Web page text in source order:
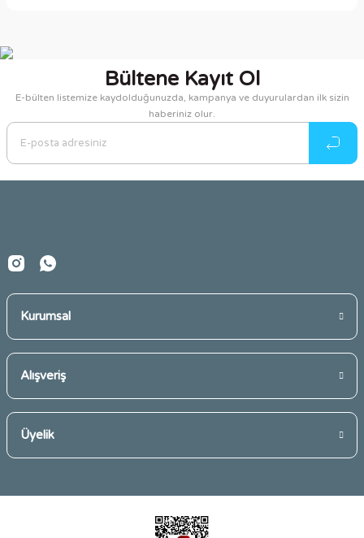
Görüş ve önerileriniz için teşekkür ederiz.
Ürün resmi kalitesiz, bozuk veya görüntülenemiyor.
Ürün açıklamasında eksik bilgiler bulunuyor.
Ürün bilgilerinde hatalar bulunuyor.
Bültene Kayıt Ol
E-bülten listemize kaydolduğunuzda, kampanya ve duyurulardan ilk sizin
haberiniz olur.
Kurumsal
Alışveriş
Üyelik